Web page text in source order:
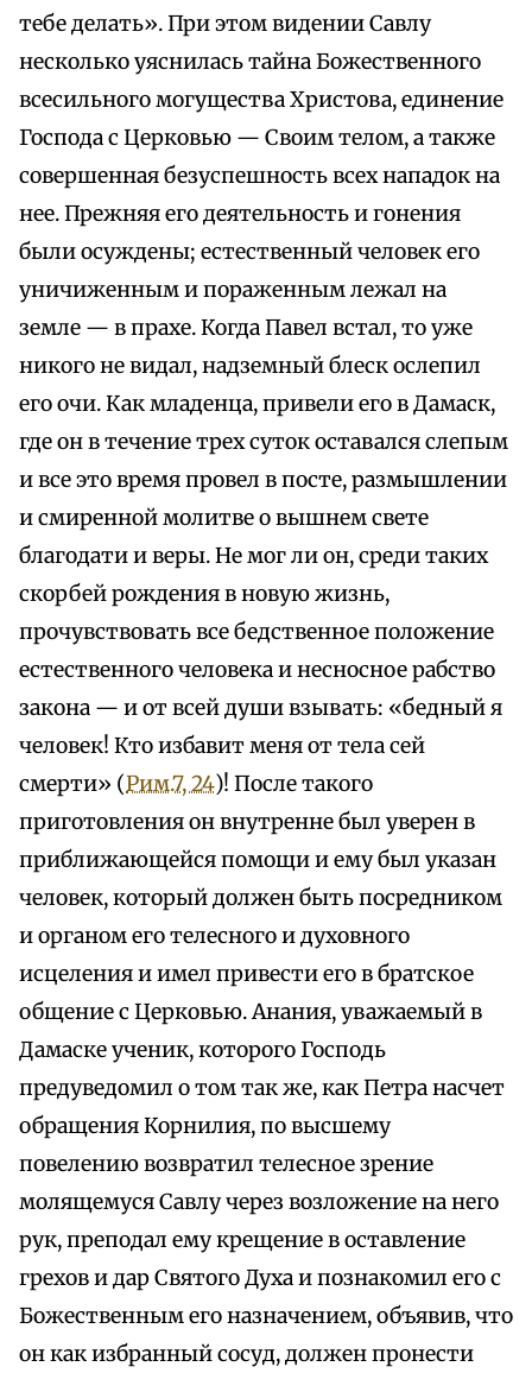
тебе делать». При этом видении Савлу
несколько уяснилась тайна Божественного
всесильного могущества Христова, единение
Господа с Церковью — Своим телом, а также
совершенная безуспешность всех нападок на
нее. Прежняя его деятельность и гонения
были осуждены; естественный человек его
уничиженным и пораженным лежал на
земле — в прахе. Когда Павел встал, то уже
никого не видал, надземный блеск ослепил
его очи. Как младенца, привели его в Дамаск,
где он в течение трех суток оставался слепым
и все это время провел в посте, размышлении
и смиренной молитве о вышнем свете
благодати и веры. Не мог ли он, среди таких
скорбей рождения в новую жизнь,
прочувствовать все бедственное положение
естественного человека и несносное рабство
закона — и от всей души взывать: «бедный я
человек! Кто избавит меня от тела сей
смерти» (Рим.7, 24)! После такого
приготовления он внутренне был уверен в
приближающейся помощи и ему был указан
человек, который должен быть посредником
и органом его телесного и духовного
исцеления и имел привести его в братское
общение с Церковью. Анания, уважаемый в
Дамаске ученик, которого Господь
предуведомил о том так же, как Петра насчет
обращения Корнилия, по высшему
повелению возвратил телесное зрение
молящемуся Савлу через возложение на него
рук, преподал ему крещение в оставление
грехов и дар Святого Духа и познакомил его с
Божественным его назначением, объявив, что
он как избранный сосуд, должен пронести